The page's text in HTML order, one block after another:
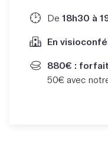
De 18h30 à
En
880€ :
50€ avec